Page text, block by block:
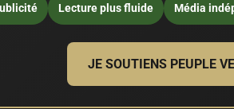
Lecture plus fluide Média
JE SOUTIENS PEUPLE